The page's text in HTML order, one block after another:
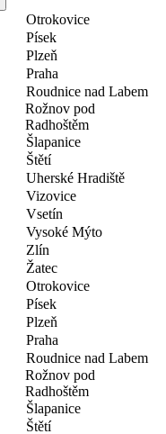
Otrokovice
Písek
Plzeň
Praha
Roudnice nad Labem
Rožnov pod
Radhoštěm
Šlapanice
Štětí
Uherské Hradiště
Vizovice
Vsetín
Vysoké Mýto
Zlín
Žatec
Otrokovice
Písek
Plzeň
Praha
Roudnice nad Labem
Rožnov pod
Radhoštěm
Šlapanice
Štětí